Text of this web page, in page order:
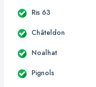
Ris 63
Châteldon
Noalhat
Pignols